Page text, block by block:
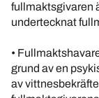
fullmaktsgivaren
undertecknat
•
grund av en
av